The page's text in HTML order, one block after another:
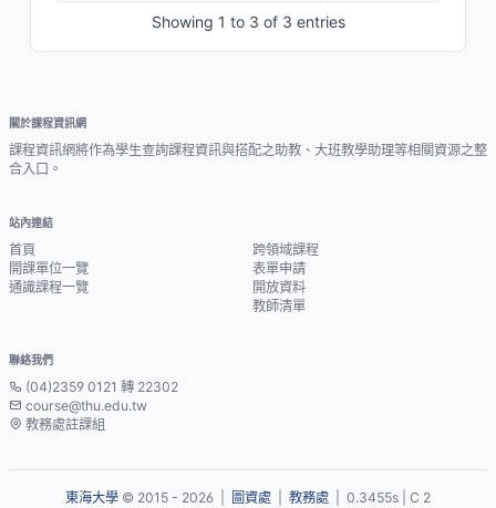
Showing 1 to 3 of 3 entries
關於課程資訊網
課程資訊網將作為學生查詢課程資訊與搭配之助教、大班教學助理等相關資源之整
合入口。
站內連結
首頁
開課單位一覽
通識課程一覽
跨領域課程
表單申請
開放資料
教師清單
聯絡我們
(04)2359 0121 轉 22302
course@thu.edu.tw
教務處註課組
東海大學 © 2015 - 2026 | 圖資處 教務處 | 0.3455s | C 2